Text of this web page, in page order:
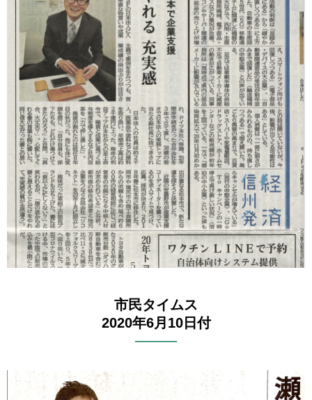
市民タイムス
2020年6月10日付